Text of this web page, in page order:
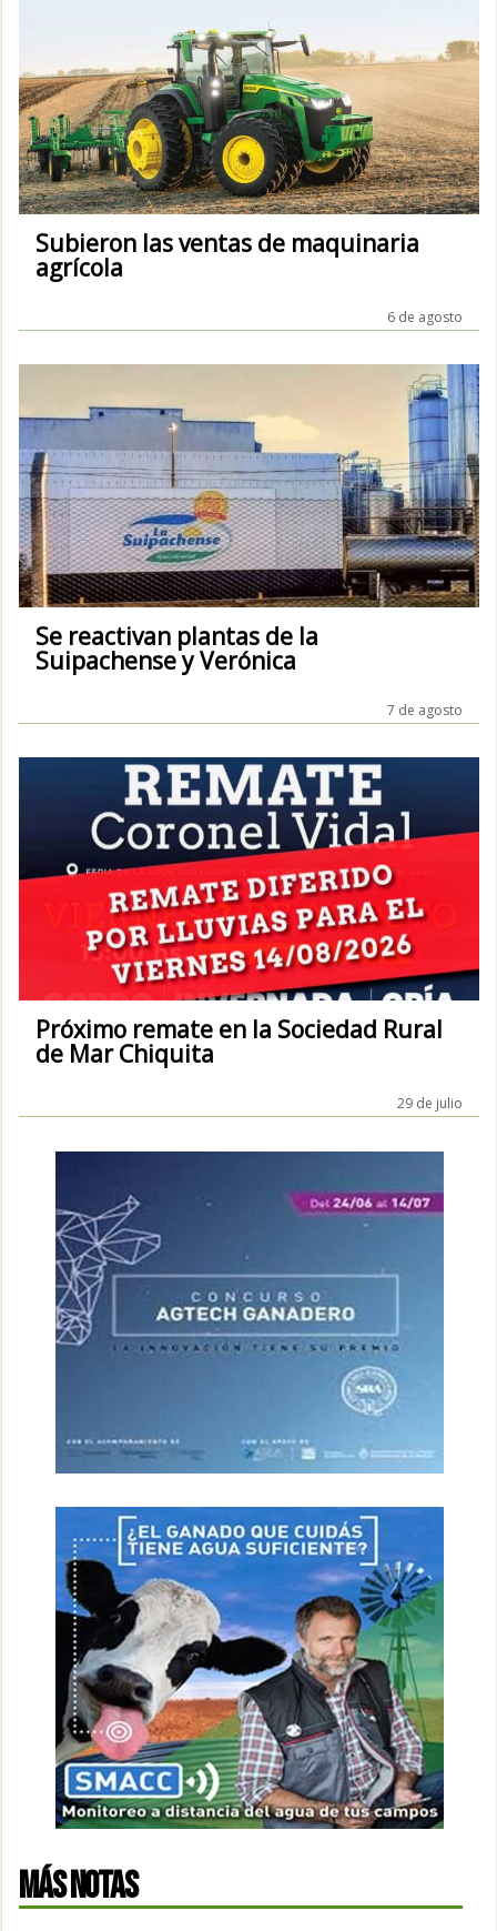
Subieron las ventas de maquinaria
agrícola
6 de agosto
Se reactivan plantas de la
Suipachense y Verónica
7 de agosto
Próximo remate en la Sociedad Rural
de Mar Chiquita
29 de julio
MÁS NOTAS